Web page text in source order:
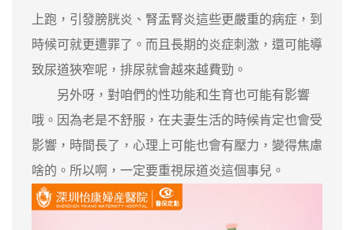
上跑，引發膀胱炎、腎盂腎炎這些更嚴重的病症，到
時候可就更遭罪了。而且長期的炎症刺激，還可能導
致尿道狹窄呢，排尿就會越來越費勁。
另外呀，對咱們的性功能和生育也可能有影響
哦。因為老是不舒服，在夫妻生活的時候肯定也會受
影響，時間長了，心理上可能也會有壓力，變得焦慮
啥的。所以啊，一定要重視尿道炎這個事兒。